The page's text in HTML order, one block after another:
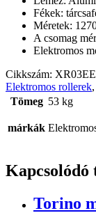
Fékek:
Méretek:
A csomag
Elektromos
Cikkszám:
Elektromos rollerek,
Tömeg 53 kg
márkák
Kapcsolódó
Torino